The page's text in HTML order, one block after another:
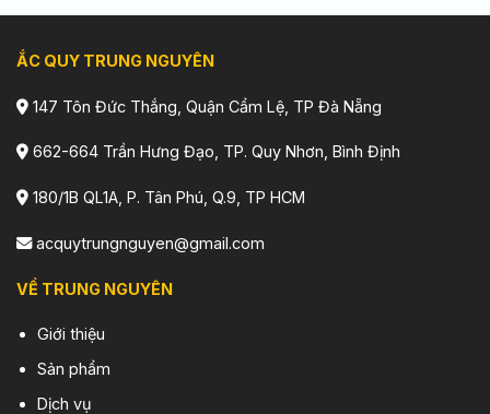
ẮC QUY TRUNG NGUYÊN
147 Tôn Đức Thắng, Quận Cẩm Lệ, TP Đà Nẵng
662-664 Trần Hưng Đạo, TP. Quy Nhơn, Bình Định
180/1B QL1A, P. Tân Phú, Q.9, TP HCM
acquytrungnguyen@gmail.com
VỀ TRUNG NGUYÊN
Giới thiệu
Sản phẩm
Dịch vụ